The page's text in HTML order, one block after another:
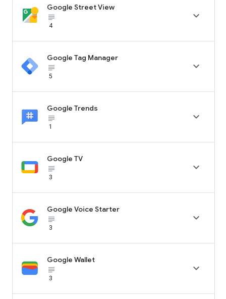
Google Street View
subject_black
4

Google Tag Manager
subject_black
5

Google Trends
subject_black
1

Google TV
subject_black
3

Google Voice Starter
subject_black
3

Google Wallet
subject_black
3
